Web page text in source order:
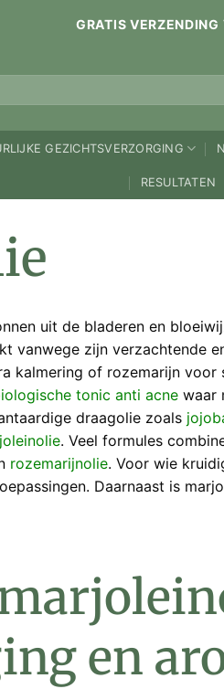
GRATIS
GEZICHTSVERZORGING
RESULTATEN
uit de bladeren en
vanwege zijn verzachtende
kalmering of rozemarijn
tonic anti acne waar
draagolie zoals
. Veel formules
rozemarijnolie. Voor wie
Daarnaast is
en